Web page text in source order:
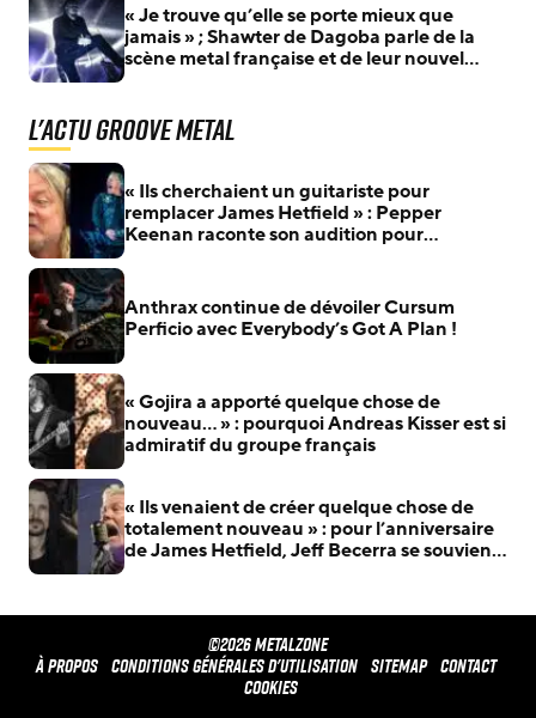
« Je trouve qu’elle se porte mieux que
jamais » ; Shawter de Dagoba parle de la
scène metal française et de leur nouvel
L'actu Groove Metal
« Ils cherchaient un guitariste pour
remplacer James Hetfield » : Pepper
Keenan raconte son audition pour
Anthrax continue de dévoiler Cursum
Perficio avec Everybody’s Got A Plan !
« Gojira a apporté quelque chose de
nouveau… » : pourquoi Andreas Kisser est si
admiratif du groupe français
« Ils venaient de créer quelque chose de
totalement nouveau » : pour l’anniversaire
de James Hetfield, Jeff Becerra se souvient
©2026 METALZONE
À propos Conditions générales d'utilisation Sitemap Contact
Cookies